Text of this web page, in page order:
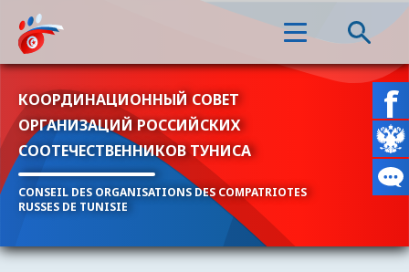
КООРДИНАЦИОННЫЙ СОВЕТ
ОРГАНИЗАЦИЙ РОССИЙСКИХ
СООТЕЧЕСТВЕННИКОВ ТУНИСА
CONSEIL DES ORGANISATIONS DES COMPATRIOTES
RUSSES DE TUNISIE